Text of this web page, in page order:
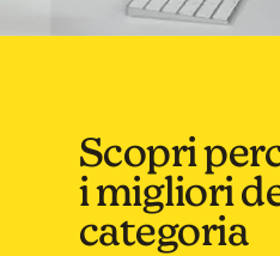
Scopri
i migliori
categoria